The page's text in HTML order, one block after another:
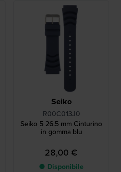
Seiko
R00C013J0
Seiko 5 26.5 mm Cinturino
in gomma blu
28,00 €
● Disponibile